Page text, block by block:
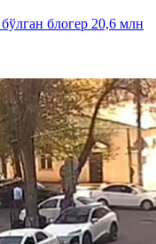
блогер 20,6 млн